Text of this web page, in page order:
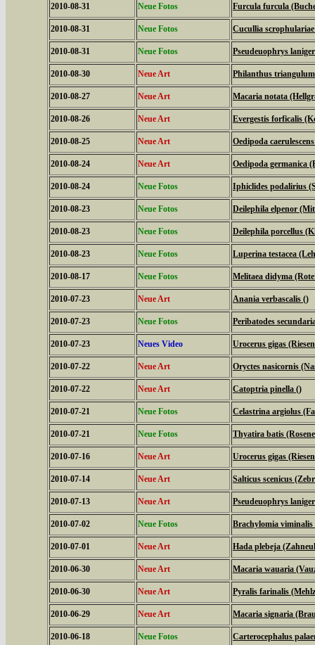
2010-08-31 Neue Fotos Furcula furcula
2010-08-31 Neue Fotos Cucullia
2010-08-31 Neue Fotos Pseudeuophrys
2010-08-30 Neue Art Philanthus
2010-08-27 Neue Art Macaria notata
2010-08-26 Neue Art Evergestis forficalis
2010-08-25 Neue Art Oedipoda
2010-08-24 Neue Art Oedipoda germanica
2010-08-24 Neue Fotos Iphiclides podalirius
2010-08-23 Neue Fotos Deilephila elpenor
2010-08-23 Neue Fotos Deilephila porcellus
2010-08-23 Neue Fotos Luperina testacea
2010-08-17 Neue Fotos Melitaea didyma
2010-07-23 Neue Art Anania verbascalis ()
2010-07-23 Neue Fotos Peribatodes
2010-07-23 Neues Video Urocerus gigas
2010-07-22 Neue Art Oryctes nasicornis
2010-07-22 Neue Art Catoptria pinella ()
2010-07-21 Neue Fotos Celastrina argiolus
2010-07-21 Neue Fotos Thyatira batis
2010-07-16 Neue Art Urocerus gigas
2010-07-14 Neue Art Salticus scenicus
2010-07-13 Neue Art Pseudeuophrys
2010-07-02 Neue Fotos Brachylomia viminalis
2010-07-01 Neue Art Hada plebeja
2010-06-30 Neue Art Macaria wauaria
2010-06-30 Neue Art Pyralis farinalis
2010-06-29 Neue Art Macaria signaria
2010-06-18 Neue Fotos Carterocephalus